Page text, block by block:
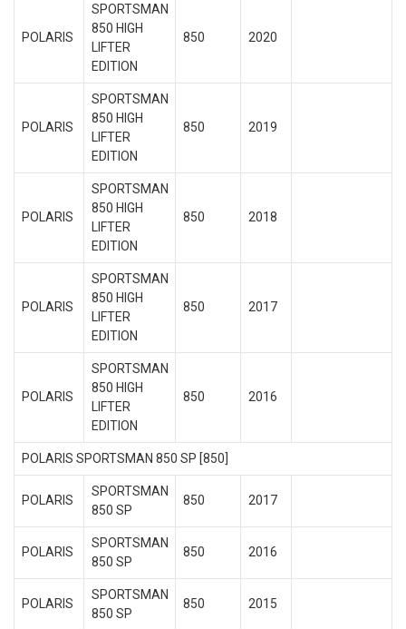
POLARIS
SPORTSMAN
850 HIGH
LIFTER
EDITION
850 2020
POLARIS
SPORTSMAN
850 HIGH
LIFTER
EDITION
850 2019
POLARIS
SPORTSMAN
850 HIGH
LIFTER
EDITION
850 2018
POLARIS
SPORTSMAN
850 HIGH
LIFTER
EDITION
850 2017
POLARIS
SPORTSMAN
850 HIGH
LIFTER
EDITION
850 2016
POLARIS SPORTSMAN 850 SP [850]
POLARIS
SPORTSMAN
850 SP
850 2017
POLARIS
SPORTSMAN
850 SP
850 2016
POLARIS
SPORTSMAN
850 SP
850 2015